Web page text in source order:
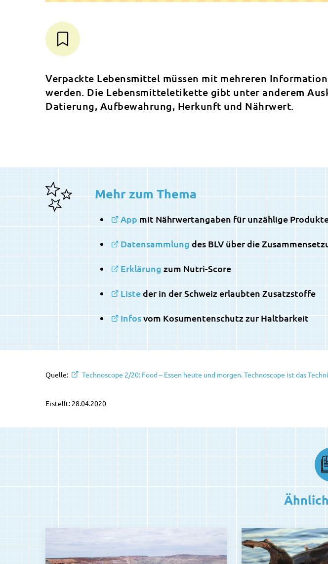
Verpackte Lebensmittel müssen mit mehreren
werden. Die Lebensmitteletikette gibt unter anderem
Datierung, Aufbewahrung, Herkunft und Nährwert.
Mehr zum Thema
App mit Nährwertangaben für unzählige
Datensammlung des BLV über die
Erklärung zum Nutri-Score
Listeder in der Schweiz erlaubten Zusatzstoffe
Infosvom Kosumentenschutz zur Haltbarkeit
Quelle: Technoscope 2/20: Food – Essen heute und morgen. Technoscope ist das
Erstellt: 28.04.2020